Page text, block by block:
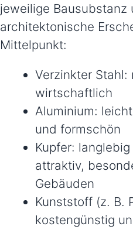
jeweilige Bausubstanz
architektonische
Mittelpunkt:
Verzinkter Stahl:
wirtschaftlich
Aluminium:
und formschön
Kupfer:
attraktiv,
Gebäuden
Kunststoff (z. B.
kostengünstig